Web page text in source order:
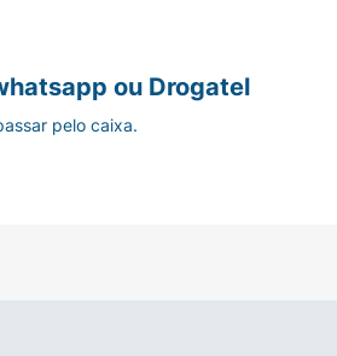
ou Drogatel
pelo caixa.